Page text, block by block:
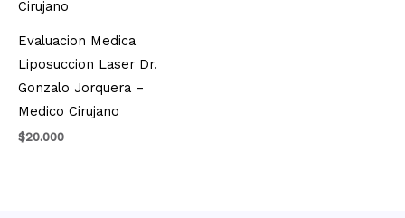
Evaluacion Medica
Liposuccion Laser Dr.
Gonzalo Jorquera –
Medico Cirujano
$20.000